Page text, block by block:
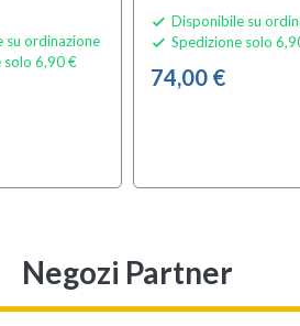
su ordinazione
solo 6,90 €
 Disponibile su
 Spedizione solo
74,00 €
Negozi Partner